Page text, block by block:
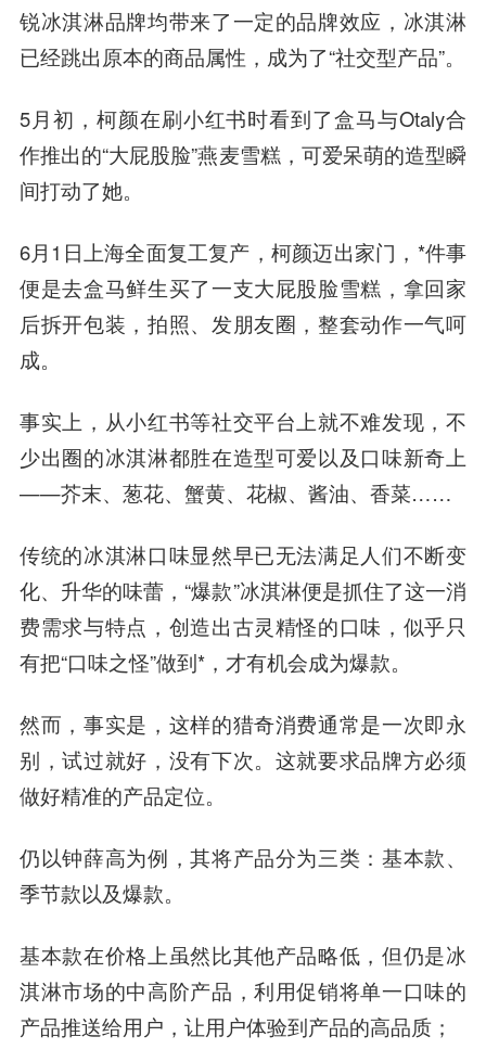
锐冰淇淋品牌均带来了一定的品牌效应，冰淇淋
已经跳出原本的商品属性，成为了“社交型产品”。
5月初，柯颜在刷小红书时看到了盒马与Otaly合
作推出的“大屁股脸”燕麦雪糕，可爱呆萌的造型瞬
间打动了她。
6月1日上海全面复工复产，柯颜迈出家门，*件事
便是去盒马鲜生买了一支大屁股脸雪糕，拿回家
后拆开包装，拍照、发朋友圈，整套动作一气呵
成。
事实上，从小红书等社交平台上就不难发现，不
少出圈的冰淇淋都胜在造型可爱以及口味新奇上
——芥末、葱花、蟹黄、花椒、酱油、香菜……
传统的冰淇淋口味显然早已无法满足人们不断变
化、升华的味蕾，“爆款”冰淇淋便是抓住了这一消
费需求与特点，创造出古灵精怪的口味，似乎只
有把“口味之怪”做到*，才有机会成为爆款。
然而，事实是， 这样的猎奇消费通常是一次即永
别，试过就好，没有下次。 这就要求品牌方必须
做好精准的产品定位。
仍以钟薛高为例，其将产品分为三类：基本款、
季节款以及爆款。
基本款在价格上虽然比其他产品略低，但仍是冰
淇淋市场的中高阶产品，利用促销将单一口味的
产品推送给用户，让用户体验到产品的高品质；